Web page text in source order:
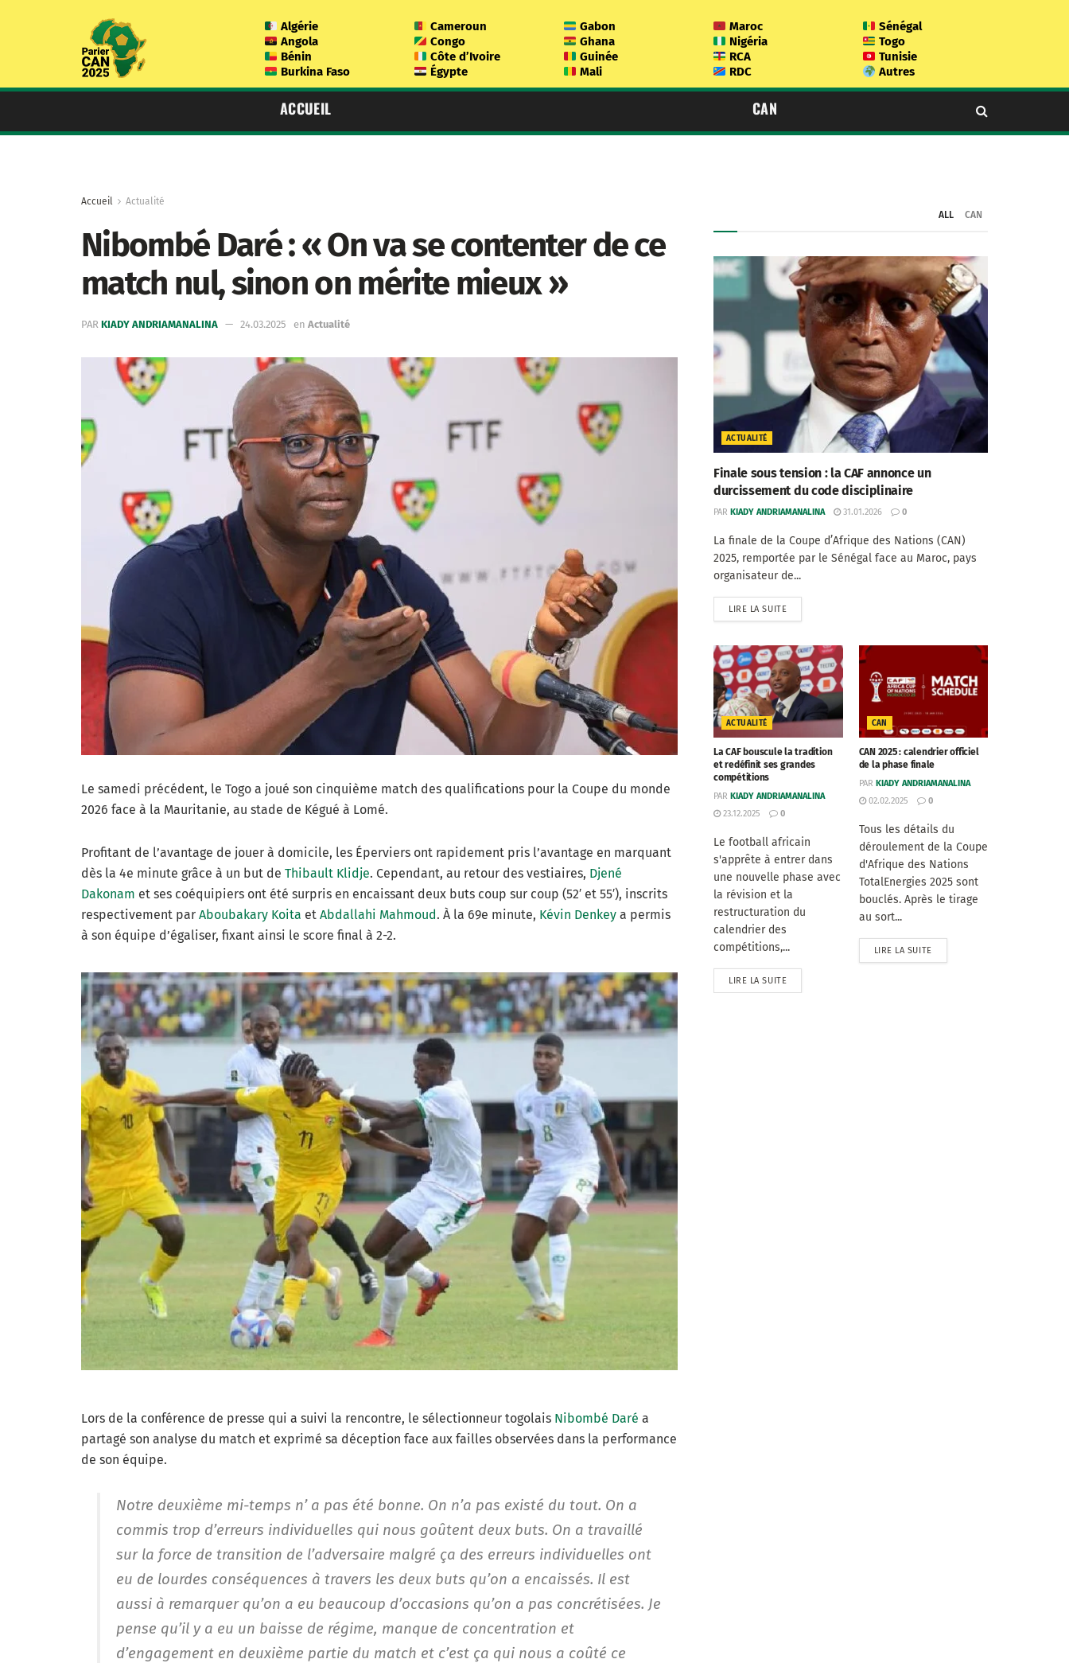
Algérie
Angola
Bénin
Burkina Faso
Cameroun
Congo
Côte d’Ivoire
Égypte
Gabon
Ghana
Guinée
Mali
Maroc
Nigéria
RCA
RDC
Sénégal
Togo
Tunisie
Autres
ACCUEIL CAN
Accueil Actualité
Nibombé Daré : « On va se contenter de ce
match nul, sinon on mérite mieux »
PAR KIADY ANDRIAMANALINA 24.03.2025 en Actualité
Le samedi précédent, le Togo a joué son cinquième match des qualifications pour la Coupe du monde
2026 face à la Mauritanie, au stade de Kégué à Lomé.
Profitant de l’avantage de jouer à domicile, les Éperviers ont rapidement pris l’avantage en marquant
dès la 4e minute grâce à un but de Thibault Klidje. Cependant, au retour des vestiaires, Djené
Dakonam et ses coéquipiers ont été surpris en encaissant deux buts coup sur coup (52′ et 55′), inscrits
respectivement par Aboubakary Koita et Abdallahi Mahmoud. À la 69e minute, Kévin Denkey a permis
à son équipe d’égaliser, fixant ainsi le score final à 2-2.
Lors de la conférence de presse qui a suivi la rencontre, le sélectionneur togolais Nibombé Daré a
partagé son analyse du match et exprimé sa déception face aux failles observées dans la performance
de son équipe.
Notre deuxième mi-temps n’ a pas été bonne. On n’a pas existé du tout. On a
commis trop d’erreurs individuelles qui nous goûtent deux buts. On a travaillé
sur la force de transition de l’adversaire malgré ça des erreurs individuelles ont
eu de lourdes conséquences à travers les deux buts qu’on a encaissés. Il est
aussi à remarquer qu’on a eu beaucoup d’occasions qu’on a pas concrétisées. Je
pense qu’il y a eu un baisse de régime, manque de concentration et
d’engagement en deuxième partie du match et c’est ça qui nous a coûté ce
ALL CAN
ACTUALITÉ
Finale sous tension : la CAF annonce un
durcissement du code disciplinaire
PAR KIADY ANDRIAMANALINA 31.01.2026 0
La finale de la Coupe d’Afrique des Nations (CAN)
2025, remportée par le Sénégal face au Maroc, pays
organisateur de...
LIRE LA SUITE
ACTUALITÉ
La CAF bouscule la tradition
et redéfinit ses grandes
compétitions
PAR KIADY ANDRIAMANALINA
23.12.2025
0
Le football africain
s'apprête à entrer dans
une nouvelle phase avec
la révision et la
restructuration du
calendrier des
compétitions,...
LIRE LA SUITE
CAN
CAN 2025 : calendrier officiel
de la phase finale
PAR KIADY ANDRIAMANALINA
02.02.2025
0
Tous les détails du
déroulement de la Coupe
d'Afrique des Nations
TotalEnergies 2025 sont
bouclés. Après le tirage
au sort...
LIRE LA SUITE